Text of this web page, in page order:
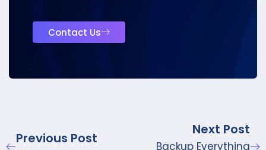
Contact Us
Previous Post
Next Post
Backup Everything